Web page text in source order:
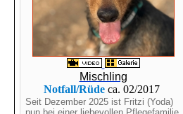
Mischling
Notfall/Rüde ca. 02/2017
Seit Dezember 2025 ist Fritzi (Yoda)